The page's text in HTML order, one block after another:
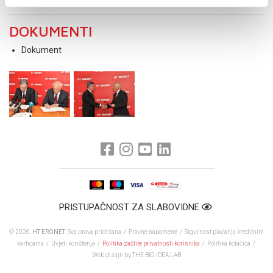
DOKUMENTI
Dokument
PRISTUPAČNOST ZA SLABOVIDNE
© 2026. HT ERONET . Sva prava pridržana / Pravne napomene / Sigurnost plaćanja kreditnim
karticama / Uvjeti korištenja / Politika zaštite privatnosti korisnika / Politika kolačića /
Web dizajn by THE BIG IDEA LAB